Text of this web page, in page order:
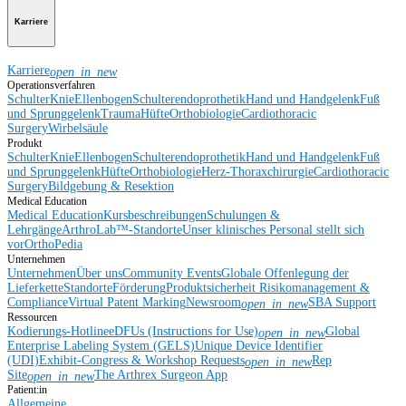
Karriere
Karriereopen_in_new
Operationsverfahren
SchulterKnieEllenbogenSchulterendoprothetikHand und HandgelenkFuß
und SprunggelenkTraumaHüfteOrthobiologieCardiothoracic
SurgeryWirbelsäule
Produkt
SchulterKnieEllenbogenSchulterendoprothetikHand und HandgelenkFuß
und SprunggelenkHüfteOrthobiologieHerz-ThoraxchirurgieCardiothoracic
SurgeryBildgebung & Resektion
Medical Education
Medical EducationKursbeschreibungenSchulungen &
LehrgängeArthroLab™-StandorteUnser klinisches Personal stellt sich
vorOrthoPedia
Unternehmen
UnternehmenÜber unsCommunity EventsGlobale Offenlegung der
LieferketteStandorteFörderungProduktsicherheit Risikomanagement &
ComplianceVirtual Patent MarkingNewsroomopen_in_newSBA Support
Ressourcen
Kodierungs-HotlineeDFUs (Instructions for Use)open_in_newGlobal
Enterprise Labeling System (GELS)Unique Device Identifier
(UDI)Exhibit-Congress & Workshop Requestsopen_in_newRep
Siteopen_in_newThe Arthrex Surgeon App
Patient:in